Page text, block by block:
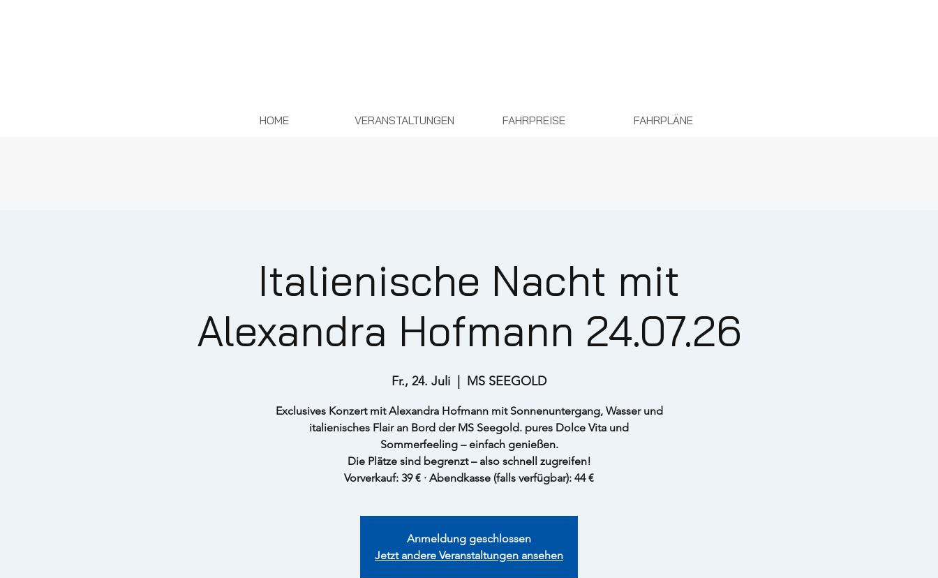
HOME VERANSTALTUNGEN FAHRPREISE FAHRPLÄNE
Italienische Nacht mit
Alexandra Hofmann 24.07.26
Fr., 24. Juli MS SEEGOLD
Exclusives Konzert mit Alexandra Hofmann mit Sonnenuntergang, Wasser und
italienisches Flair an Bord der MS Seegold. pures Dolce Vita und
Sommerfeeling – einfach genießen.
Die Plätze sind begrenzt – also schnell zugreifen!
Vorverkauf: 39 € · Abendkasse (falls verfügbar): 44 €
Anmeldung geschlossen
Jetzt andere Veranstaltungen ansehen